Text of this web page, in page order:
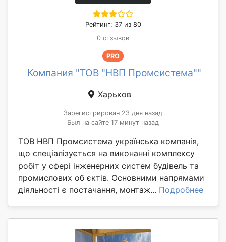
Рейтинг: 37 из 80
0 отзывов
PRO
Компания "ТОВ "НВП Промсистема""
Харьков
Зарегистрирован 23 дня назад
Был на сайте 17 минут назад
ТОВ НВП Промсистема українська компанія,
що спеціалізується на виконанні комплексу
робіт у сфері інженерних систем будівель та
промислових об єктів. Основними напрямами
діяльності є постачання, монтаж... Подробнее